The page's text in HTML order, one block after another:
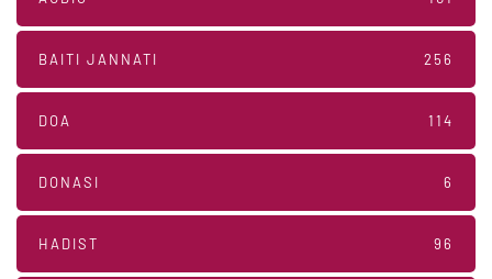
BAITI JANNATI 256
DOA 114
DONASI 6
HADIST 96